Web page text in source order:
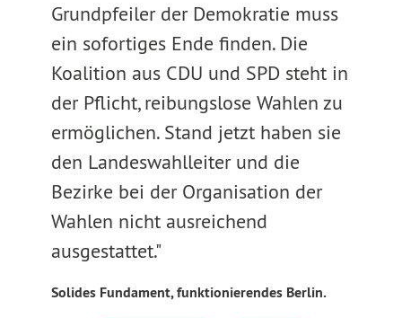
Grundpfeiler der Demokratie muss
ein sofortiges Ende finden. Die
Koalition aus CDU und SPD steht in
der Pflicht, reibungslose Wahlen zu
ermöglichen. Stand jetzt haben sie
den Landeswahlleiter und die
Bezirke bei der Organisation der
Wahlen nicht ausreichend
ausgestattet."
Solides Fundament, funktionierendes Berlin.